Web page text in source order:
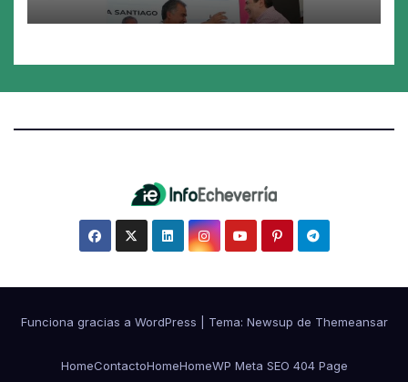
en los 26 municipios
Funciona gracias a WordPress Tema: Newsup de Themeansar
HomeContactoHomeHomeWP Meta SEO 404 Page